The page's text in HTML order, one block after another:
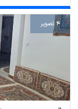
4 تصویر